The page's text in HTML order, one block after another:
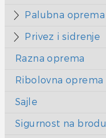
Palubna oprema
Privez i sidrenje
Razna oprema
Ribolovna oprema
Sajle
Sigurnost na brodu